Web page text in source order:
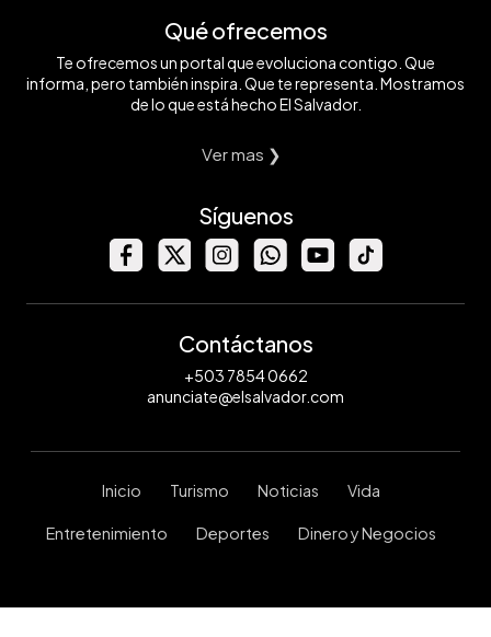
Qué ofrecemos
Te ofrecemos un portal que evoluciona contigo. Que
informa, pero también inspira. Que te representa. Mostramos
de lo que está hecho El Salvador.
Ver mas ❯
Síguenos
Contáctanos
+503 7854 0662
anunciate@elsalvador.com
Inicio Turismo Noticias Vida
Entretenimiento Deportes Dinero y Negocios